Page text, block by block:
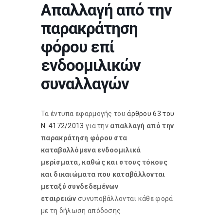
Απαλλαγή από την
παρακράτηση
φόρου επί
ενδοομιλικών
συναλλαγών
Τα έντυπα εφαρμογής τουάρθρου 63 του
Ν. 4172/2013 για την απαλλαγή από την
παρακράτηση φόρου στα
καταβαλλόμενα ενδοομιλικά
μερίσματα, καθώς και στους τόκους
και δικαιώματα που καταβάλλονται
μεταξύ συνδεδεμένων
εταιρειών συνυποβάλλονται κάθε φορά
με τη δήλωση απόδοσης